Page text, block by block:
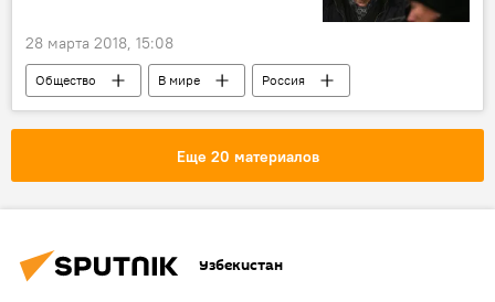
28 марта 2018, 15:08
Общество В мире
Россия
Ижевск
Виктор Калашников
Еще 20 материалов
Узбекистан